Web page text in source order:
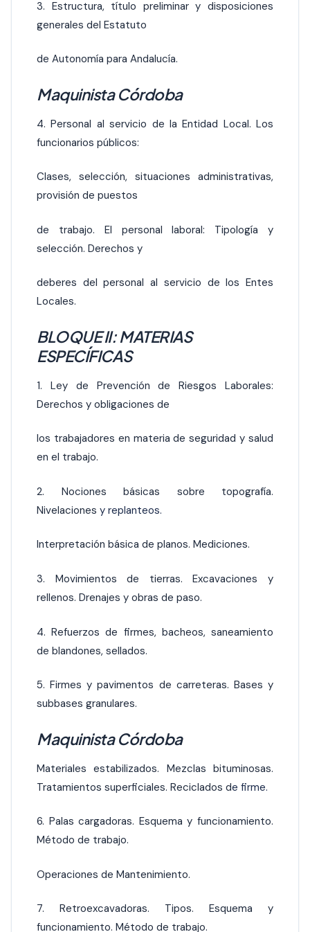
3. Estructura, título preliminar y disposiciones
generales del Estatuto
de Autonomía para Andalucía.
Maquinista Córdoba
4. Personal al servicio de la Entidad Local. Los
funcionarios públicos:
Clases, selección, situaciones administrativas,
provisión de puestos
de trabajo. El personal laboral: Tipología y
selección. Derechos y
deberes del personal al servicio de los Entes
Locales.
BLOQUE II: MATERIAS
ESPECÍFICAS
1. Ley de Prevención de Riesgos Laborales:
Derechos y obligaciones de
los trabajadores en materia de seguridad y salud
en el trabajo.
2. Nociones básicas sobre topografía.
Nivelaciones y replanteos.
Interpretación básica de planos. Mediciones.
3. Movimientos de tierras. Excavaciones y
rellenos. Drenajes y obras de paso.
4. Refuerzos de firmes, bacheos, saneamiento
de blandones, sellados.
5. Firmes y pavimentos de carreteras. Bases y
subbases granulares.
Maquinista Córdoba
Materiales estabilizados. Mezclas bituminosas.
Tratamientos superficiales. Reciclados de firme.
6. Palas cargadoras. Esquema y funcionamiento.
Método de trabajo.
Operaciones de Mantenimiento.
7. Retroexcavadoras. Tipos. Esquema y
funcionamiento. Método de trabajo.